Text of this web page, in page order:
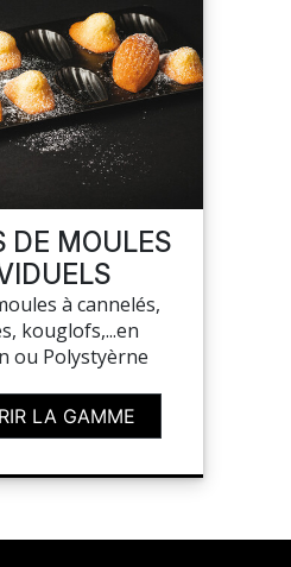
DE MOULES
à cannelés,
kouglofs,...en
ou Polystyèrne
LA GAMME